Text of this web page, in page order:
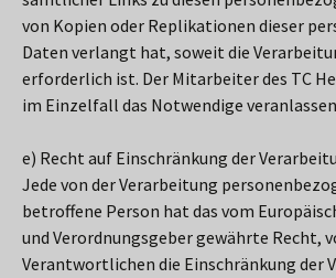
von Kopien oder Replikationen dieser
Daten verlangt hat, soweit die
erforderlich ist. Der Mitarbeiter des TC
im Einzelfall das Notwendige
e) Recht auf Einschränkung der
Jede von der Verarbeitung
betroffene Person hat das vom
und Verordnungsgeber gewährte Recht,
Verantwortlichen die Einschränkung der